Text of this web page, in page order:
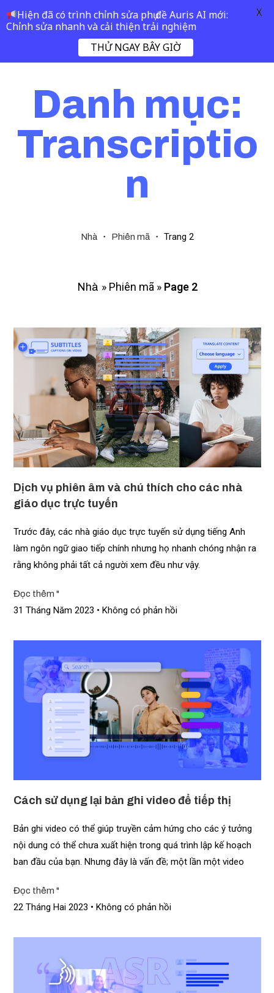
Danh mục:
Transcriptio
n
Nhà・ Phiên mã・ Trang 2
Nhà » Phiên mã » Page 2
Dịch vụ phiên âm và chú thích cho các nhà
giáo dục trực tuyến
Trước đây, các nhà giáo dục trực tuyến sử dụng tiếng Anh
làm ngôn ngữ giao tiếp chính nhưng họ nhanh chóng nhận ra
rằng không phải tất cả người xem đều như vậy.
Đọc thêm "
31 Tháng Năm 2023 Không có phản hồi
Cách sử dụng lại bản ghi video để tiếp thị
Bản ghi video có thể giúp truyền cảm hứng cho các ý tưởng
nội dung có thể chưa xuất hiện trong quá trình lập kế hoạch
ban đầu của bạn. Nhưng đây là vấn đề; một lần một video
Đọc thêm "
22 Tháng Hai 2023 Không có phản hồi
Hiện đã có trình chỉnh sửa phụ đề Auris AI mới:
Chỉnh sửa nhanh và cải thiện trải nghiệm
THỬ NGAY BÂY GIỜ
X